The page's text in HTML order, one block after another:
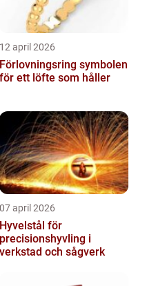
12 april 2026
Förlovningsring symbolen
för ett löfte som håller
07 april 2026
Hyvelstål för
precisionshyvling i
verkstad och sågverk